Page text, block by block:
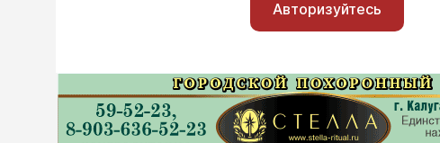
Авторизуйтесь